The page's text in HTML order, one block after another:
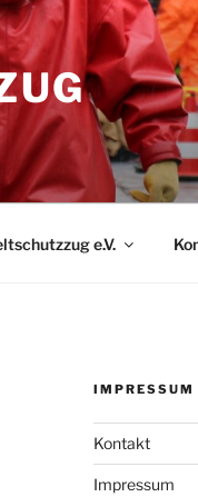
e.V.
IMPRESSUM
Kontakt
Impressum